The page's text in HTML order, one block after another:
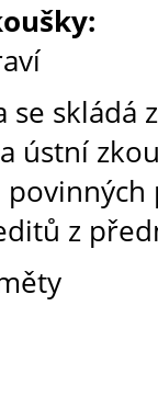
se
ústní
z